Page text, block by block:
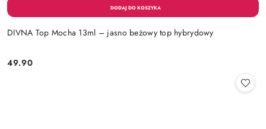
DIVNA Top Mocha 13ml – jasno beżowy top hybrydowy
Cena:
49.90